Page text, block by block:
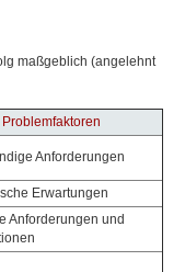
maßgeblich (angelehnt
Problemfaktoren
Anforderungen
Erwartungen
Anforderungen und